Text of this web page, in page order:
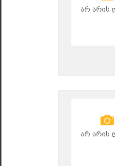
არ არის
არ არის